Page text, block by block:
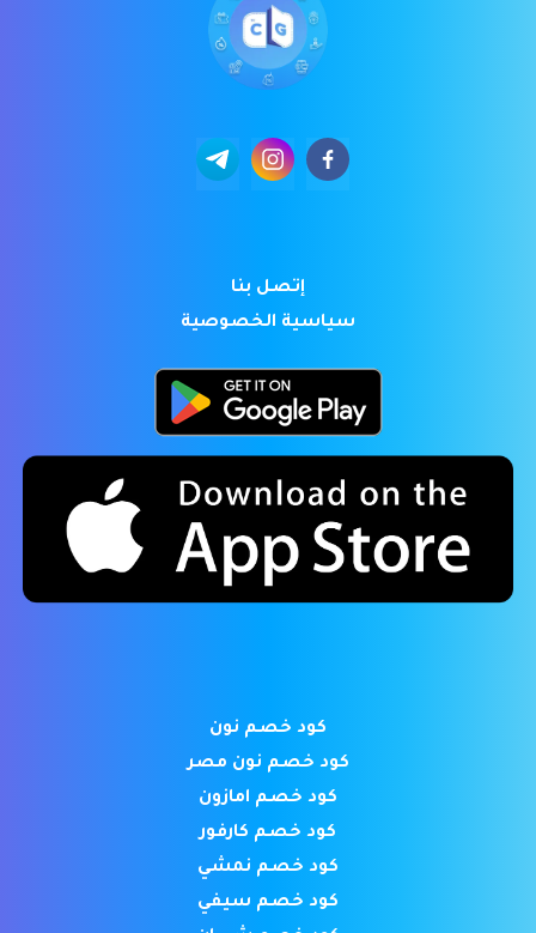
إتصل بنا
سياسية الخصوصية
كود خصم نون
كود خصم نون مصر
كود خصم امازون
كود خصم كارفور
كود خصم نمشي
كود خصم سيفي